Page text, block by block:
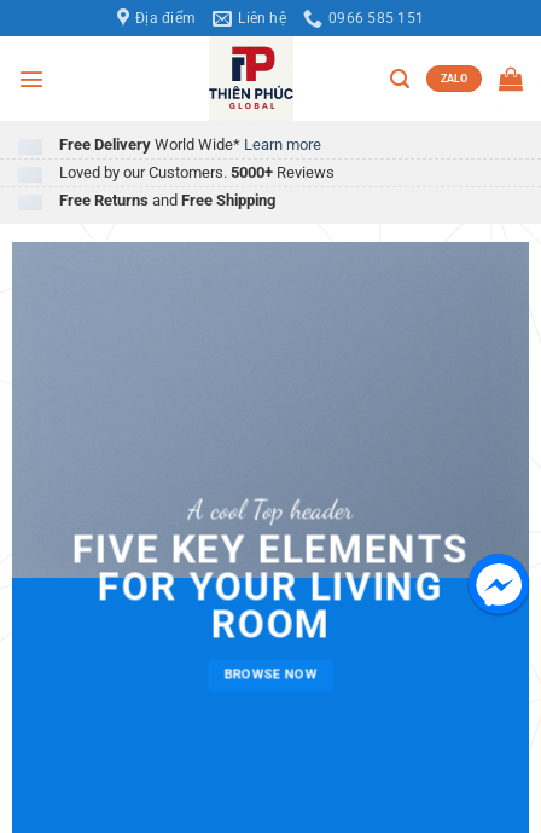
qua
nội
Địa điểm Liên hệ 0966 585 151
ZALO
Free Delivery World Wide* Learn more
Loved by our Customers.5000+ Reviews
Free Returns andFree Shipping
A cool Top header
FIVE KEY ELEMENTS
FOR YOUR LIVING
ROOM
BROWSE NOW